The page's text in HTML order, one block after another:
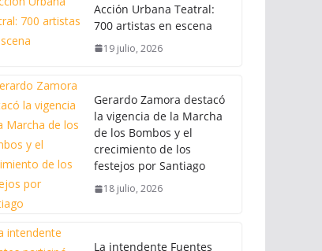
Acción Urbana Teatral:
700 artistas en escena
19 julio, 2026
Gerardo Zamora destacó
la vigencia de la Marcha
de los Bombos y el
crecimiento de los
festejos por Santiago
18 julio, 2026
La intendente Fuentes